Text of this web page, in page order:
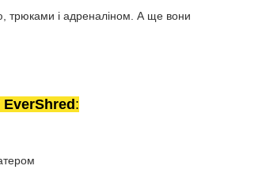
трюками і адреналіном. А ще вони
EverShred: